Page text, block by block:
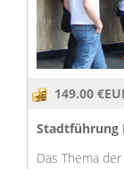
149.00
Stadtführung
Das Thema